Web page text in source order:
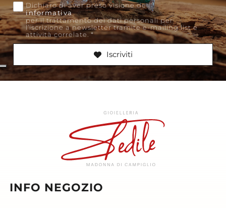
Iscriviti
Dichiaro di aver preso visione dell'
informativa
per il trattamento dei dati personali per
l’iscrizione a newsletter tramite e-mailing list e
attività correlate.*
INFO NEGOZIO